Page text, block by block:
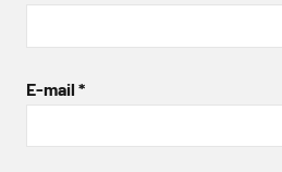
E-mail *